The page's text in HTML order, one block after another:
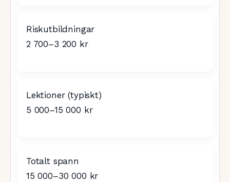
Riskutbildningar
2 700–3 200 kr
Lektioner (typiskt)
5 000–15 000 kr
Totalt spann
15 000–30 000 kr